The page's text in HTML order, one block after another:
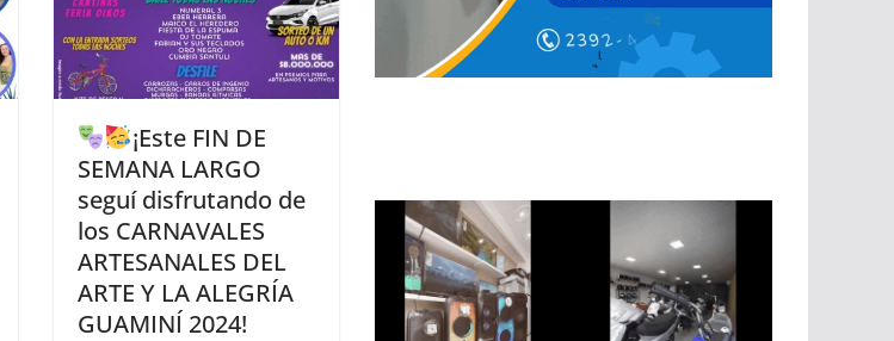
¡Este FIN DE
SEMANA LARGO
seguí disfrutando de
los CARNAVALES
ARTESANALES DEL
ARTE Y LA ALEGRÍA
GUAMINÍ 2024!